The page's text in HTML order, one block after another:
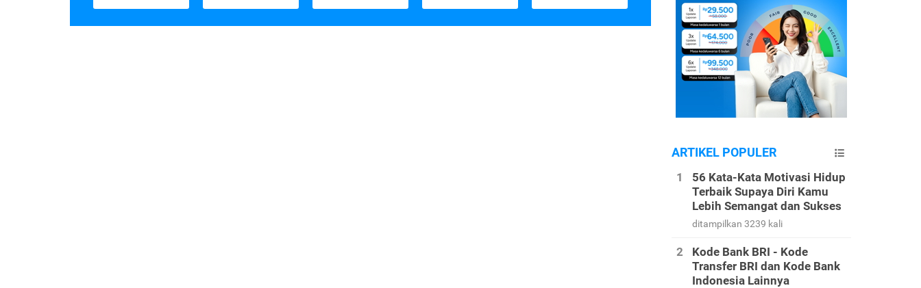
ARTIKEL POPULER
56 Kata-Kata Motivasi Hidup
Terbaik Supaya Diri Kamu
Lebih Semangat dan Sukses
ditampilkan 3239 kali
Kode Bank BRI - Kode
Transfer BRI dan Kode Bank
Indonesia Lainnya